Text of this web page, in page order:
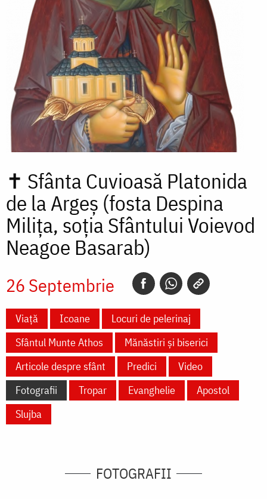
✝ Sfânta Cuvioasă Platonida
de la Argeș (fosta Despina
Milița, soția Sfântului Voievod
Neagoe Basarab)
26 Septembrie
Viață Icoane
Locuri de pelerinaj
Sfântul Munte Athos
Mănăstiri și biserici
Articole despre sfânt
Predici
Video
Fotografii
Tropar Evanghelie
Apostol
Slujba
FOTOGRAFII